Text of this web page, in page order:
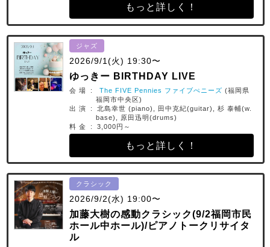
もっと詳しく！
ジャズ
2026/9/1(火) 19:30〜
ゆっきー BIRTHDAY LIVE
会 場 : The FIVE Pennies ファイブぺニーズ (福岡県
福岡市中央区)
出 演 : 北島幸世 (piano), 田中克紀(guitar), 杉 泰輔(w.
base), 原田迅明(drums)
料 金 : 3,000円～
もっと詳しく！
クラシック
2026/9/2(水) 19:00〜
加藤大樹の感動クラシック(9/2福岡市民
ホール中ホール)/ピアノトークリサイタ
ル